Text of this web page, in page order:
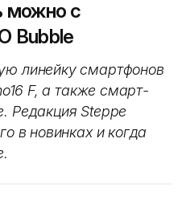
можно с
Bubble
линейку смартфонов
F, а также смарт-
Редакция Steppe
в новинках и когда